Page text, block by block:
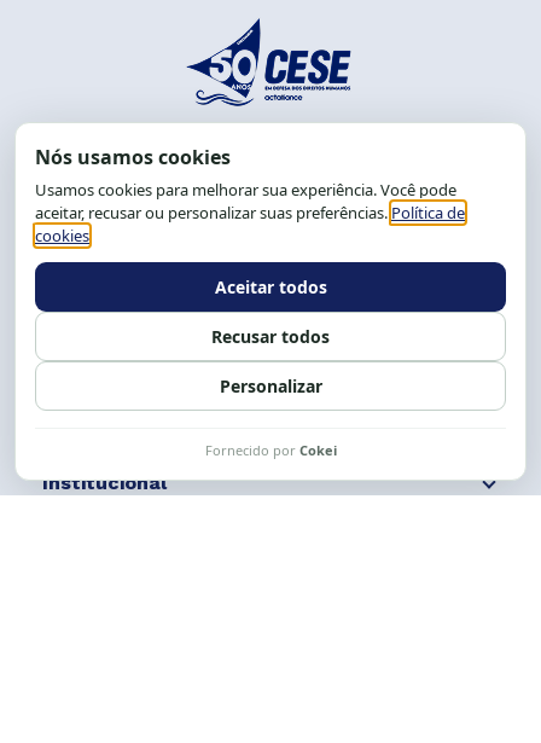
End.: R. da Graça, 150. Graça
CEP: 40.150-055
Salvador-BA, Brasil.
Tel.: (71) 2104-5457, Cel.: (71) 9 9239-2104 ou 2105
Expediente: 8h às 12h e 13 às 17h.
Siga nossas redes Fale conosco
Institucional